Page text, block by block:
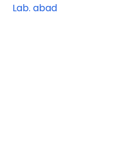
Lab. abad